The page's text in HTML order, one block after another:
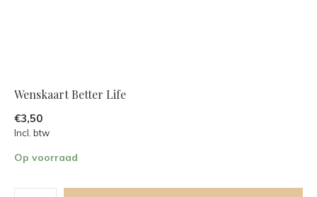
Wenskaart Better Life
€3,50
Incl. btw
Op voorraad